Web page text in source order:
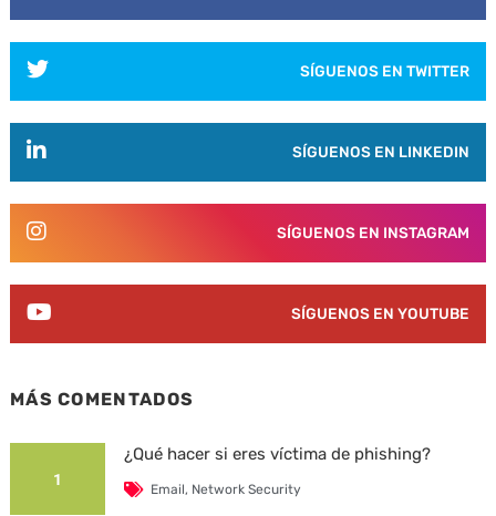
SÍGUENOS EN TWITTER
SÍGUENOS EN LINKEDIN
SÍGUENOS EN INSTAGRAM
SÍGUENOS EN YOUTUBE
MÁS COMENTADOS
1
¿Qué hacer si eres víctima de phishing?
Email, Network Security